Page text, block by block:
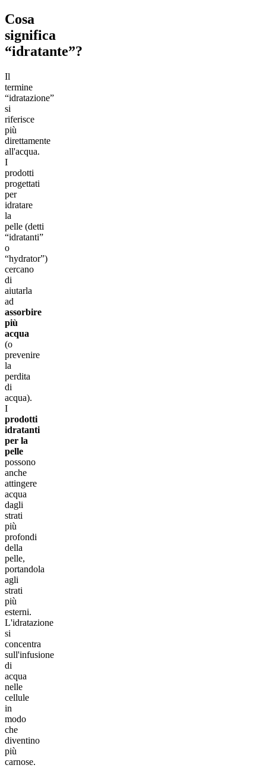
Cosa
significa
“idratante”?
Il
termine
“idratazione”
si
riferisce
più
direttamente
all'acqua.
I
prodotti
progettati
per
idratare
la
pelle (detti
“idratanti”
o
“hydrator”)
cercano
di
aiutarla
ad
assorbire
più
acqua
(o
prevenire
la
perdita
di
acqua).
I
prodotti
idratanti
per la
pelle
possono
anche
attingere
acqua
dagli
strati
più
profondi
della
pelle,
portandola
agli
strati
più
esterni.
L'idratazione
si
concentra
sull'infusione
di
acqua
nelle
cellule
in
modo
che
diventino
più
carnose.